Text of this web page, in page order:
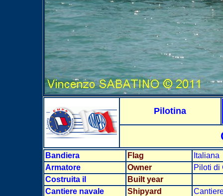
Pilotina
Bandiera Flag Italiana
Armatore
Owner
Piloti di
Costruita il
Built year
Cantiere navale
Shipyard